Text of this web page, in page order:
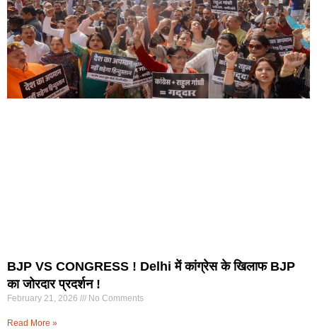
BJP VS CONGRESS ! Delhi में कांग्रेस के खिलाफ BJP
का जोरदार प्रदर्शन !
February 21, 2026 No Comments
Read More »